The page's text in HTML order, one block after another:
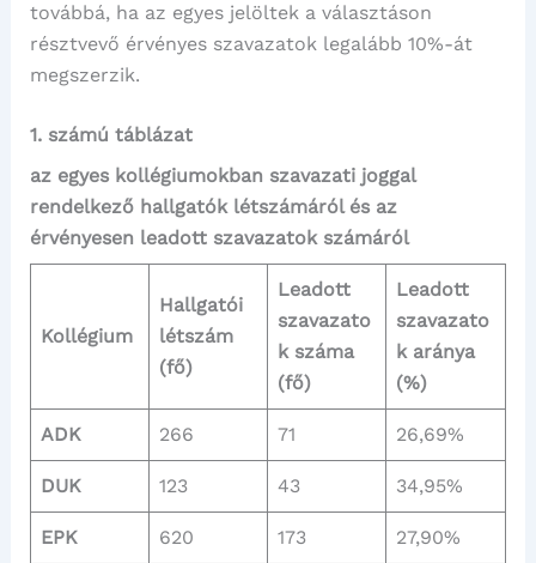
továbbá, ha az egyes jelöltek a választáson
résztvevő érvényes szavazatok legalább 10%-át
megszerzik.
1. számú táblázat
az egyes kollégiumokban szavazati joggal
rendelkező hallgatók létszámáról és az
érvényesen leadott szavazatok számáról
Kollégium
Hallgatói
létszám
(fő)
Leadott
szavazato
k száma
(fő)
Leadott
szavazato
k aránya
(%)
ADK 266 71 26,69%
DUK 123 43 34,95%
EPK 620 173 27,90%